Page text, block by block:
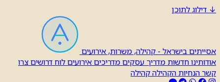
↓ דילוג לתוכן
אסייתים בישראל - קהילה, משרות, אירועים
אודותינוחדשות מדריך עסקיםמדריכיםאירועיםלוח דרושיםצרו
קשרהנחיות הקהילהקהילה